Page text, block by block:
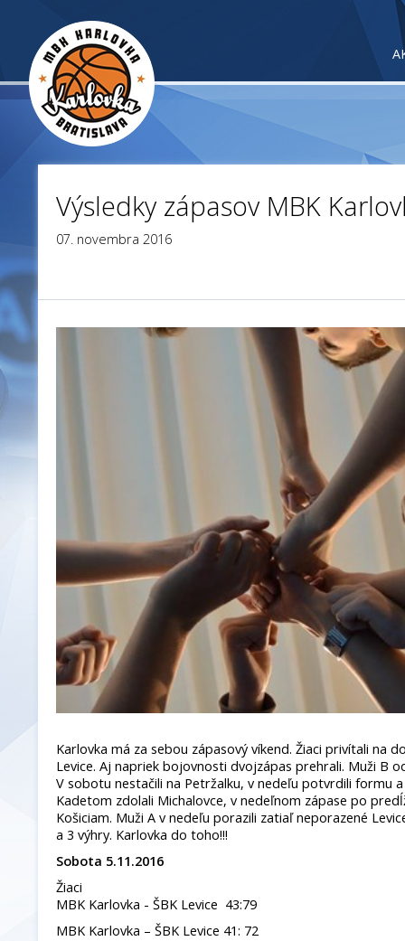
Výsledky zápasov MBK
07. novembra 2016
Karlovka má za sebou zápasový víkend. Žiaci privítali na
Levice. Aj napriek bojovnosti dvojzápas prehrali. Muži B
V sobotu nestačili na Petržalku, v nedeľu potvrdili formu a
Kadetom zdolali Michalovce, v nedeľnom zápase po
Košiciam. Muži A v nedeľu porazili zatiaľ neporazené
a 3 výhry. Karlovka do toho!!!
Sobota 5.11.2016
Žiaci
MBK Karlovka - ŠBK Levice 43:79
MBK Karlovka – ŠBK Levice 41: 72